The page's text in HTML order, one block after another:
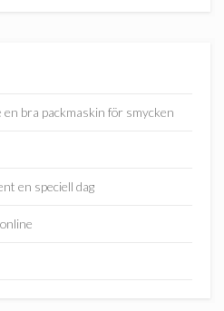
bra packmaskin för smycken
en speciell dag